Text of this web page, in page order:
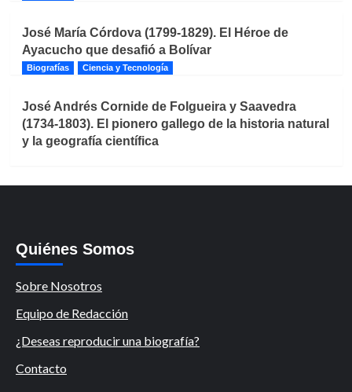
José María Córdova (1799-1829). El Héroe de
Ayacucho que desafió a Bolívar
Biografías Ciencia y Tecnología
José Andrés Cornide de Folgueira y Saavedra
(1734-1803). El pionero gallego de la historia natural
y la geografía científica
Quiénes Somos
Sobre Nosotros
Equipo de Redacción
¿Deseas reproducir una biografía?
Contacto